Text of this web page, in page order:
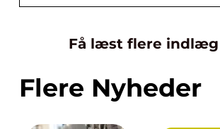
Få læst flere
Flere Nyheder